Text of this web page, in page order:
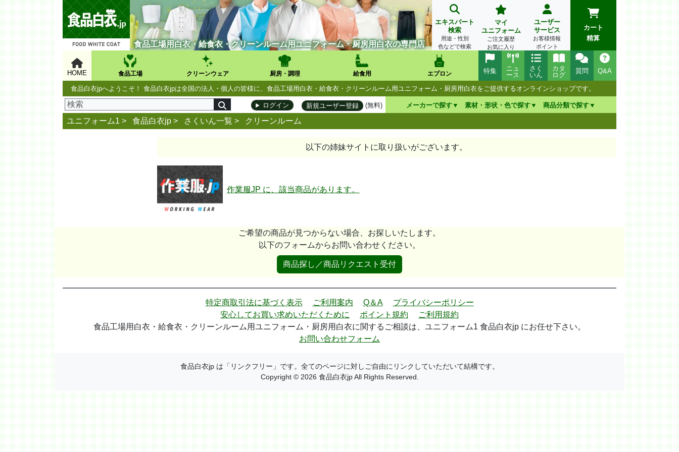
食品工場用白衣・給食衣・クリーンルーム用ユニフォーム・厨房用白衣の専門店
エキスパート
検索
用途・性別
色などで検索
マイ
ユニフォーム
ご注文履歴
お気に入り
ユーザー
サービス
お客様情報
ポイント
カート
精算
HOME 食品工場 クリーンウェア 厨房・調理 給食用 エプロン Q&A
質問
カタ
ログ
さく
いん
ニュ
ース
特集
食品白衣jpへようこそ！ 食品白衣jpは全国の法人・個人の皆様に、食品工場用白衣・給食衣・クリーンルーム用ユニフォーム・厨房用白衣をご提供するオンラインショップです。
ログイン 新規ユーザー登録 (無料) メーカーで探す 素材・形状・色で探す 商品分類で探す
ユニフォーム1 > 食品白衣jp > さくいん一覧 > クリーンルーム
以下の姉妹サイトに取り扱いがございます。
作業服JP に、該当商品があります。
ご希望の商品が見つからない場合、お探しいたします。
以下のフォームからお問い合わせください。
商品探し／商品リクエスト受付
特定商取引法に基づく表示 ご利用案内 Q＆A
プライバシーポリシー
安心してお買い求めいただくために
ポイント規約
ご利用規約
食品工場用白衣・給食衣・クリーンルーム用ユニフォーム・厨房用白衣に関するご相談は、ユニフォーム1 食品白衣jp にお任せ下さい。
お問い合わせフォーム
食品白衣jp は「リンクフリー」です。全てのページに対しご自由にリンクしていただいて結構です。
Copyright © 2026 食品白衣jp All Rights Reserved.